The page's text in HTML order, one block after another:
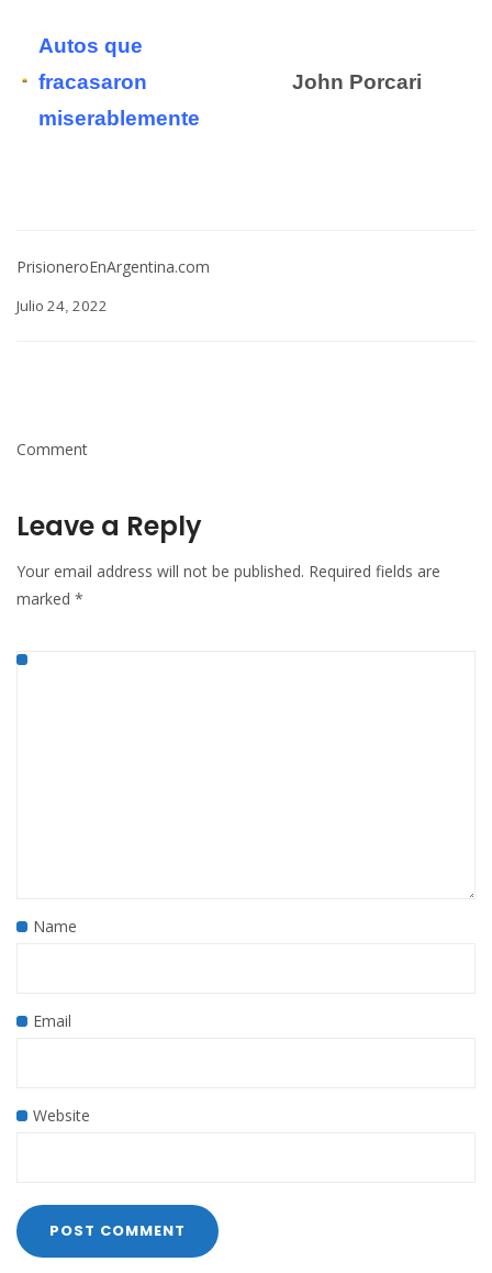
Autos que
fracasaron
miserablemente
John Porcari
PrisioneroEnArgentina.com
Julio 24 2022
Comment
Leave a Reply
Your email address will not be published. Required fields are
marked *
Name
Email
Website